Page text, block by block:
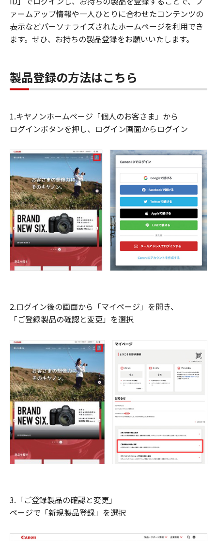
ァームアップ情報や一人ひとりに合わせたコンテンツの
表示などパーソナライズされたホームページを利用でき
ます。ぜひ、お持ちの製品登録をお願いいたします。
製品登録の方法はこちら
1.キヤノンホームページ「個人のお客さま」から
ログインボタンを押し、ログイン画面からログイン
2.ログイン後の画面から「マイページ」を開き、
「ご登録製品の確認と変更」を選択
3.「ご登録製品の確認と変更」
ページで「新規製品登録」を選択